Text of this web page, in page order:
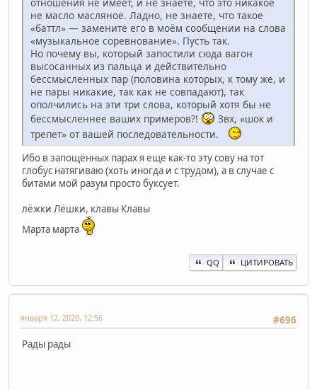
не масло масляное. Ладно, не знаете, что такое
«баттл» — замените его в моём сообщении на слова
«музыкальное соревнование». Пусть так.
Но почему вы, который запостили сюда вагон
высосанных из пальца и действительно
бессмысленных пар (половина которых, к тому же, и
не пары никакие, так как не совпадают), так
ополчились на эти три слова, который хотя бы не
бессмысленнее ваших примеров?!
Звх, «шок и
трепет» от вашей последовательности.
Ибо в запощённых парах я еще как-то эту сову на тот
глобус натягиваю (хоть иногда и с трудом), а в случае с
битами мой разум просто буксует.
лёжки Лёшки, клавы Клавы
Марта марта
QQ ЦИТИРОВАТЬ
#696
января 12, 2020, 12:56
Рады рады